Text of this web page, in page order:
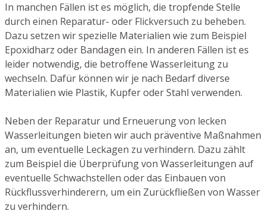
In manchen Fällen ist es möglich, die tropfende Stelle
durch einen Reparatur- oder Flickversuch zu beheben.
Dazu setzen wir spezielle Materialien wie zum Beispiel
Epoxidharz oder Bandagen ein. In anderen Fällen ist es
leider notwendig, die betroffene Wasserleitung zu
wechseln. Dafür können wir je nach Bedarf diverse
Materialien wie Plastik, Kupfer oder Stahl verwenden.
Neben der Reparatur und Erneuerung von lecken
Wasserleitungen bieten wir auch präventive Maßnahmen
an, um eventuelle Leckagen zu verhindern. Dazu zählt
zum Beispiel die Überprüfung von Wasserleitungen auf
eventuelle Schwachstellen oder das Einbauen von
Rückflussverhinderern, um ein Zurückfließen von Wasser
zu verhindern.